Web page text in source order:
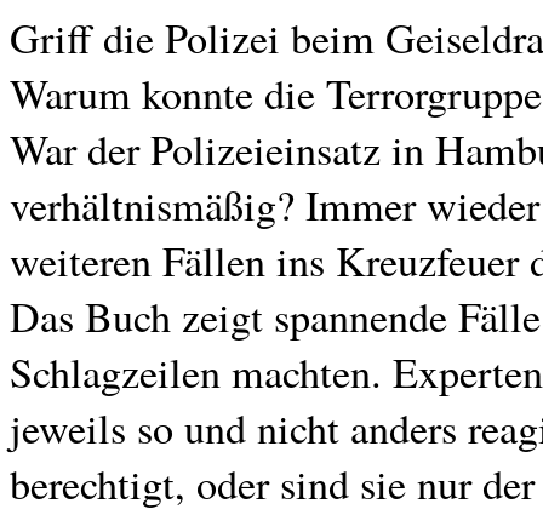
Griff die Polizei beim
Warum konnte die
War der Polizeieinsatz in
verhältnismäßig? Immer
weiteren Fällen ins
Das Buch zeigt spannende
Schlagzeilen machten.
jeweils so und nicht anders
berechtigt, oder sind sie nur